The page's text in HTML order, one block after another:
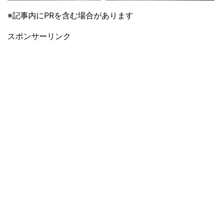
※記事内にPRを含む場合があります
スポンサーリンク